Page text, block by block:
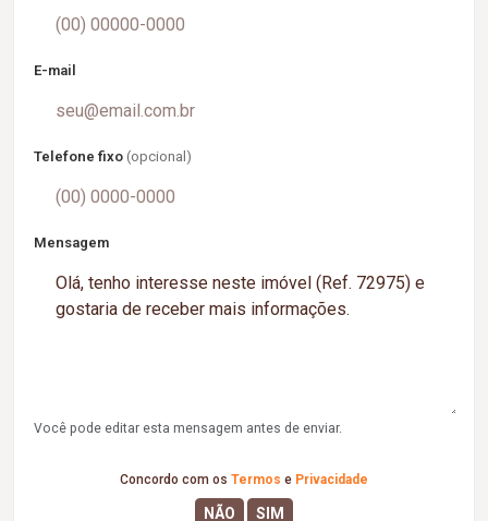
E-mail
Telefone fixo (opcional)
Mensagem
Você pode editar esta mensagem antes de enviar.
Concordo com os Termos e Privacidade